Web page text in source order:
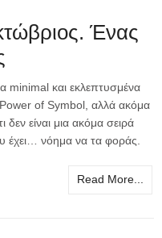
Ένας
minimal και εκλεπτυσμένα
of Symbol, αλλά ακόμα
είναι μια ακόμα σειρά
έχει… νόημα να τα φοράς.
Read More...